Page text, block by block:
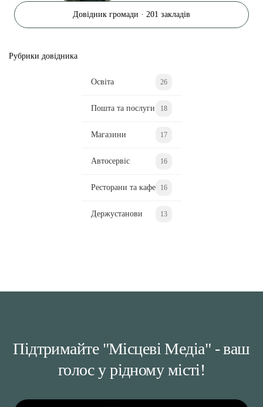
Довідник громади · 201 закладів
Рубрики довідника
Освіта 26
Пошта та послуги 18
Магазини 17
Автосервіс 16
Ресторани та кафе 16
Держустанови 13
Підтримайте "Місцеві Медіа" - ваш
голос у рідному місті!